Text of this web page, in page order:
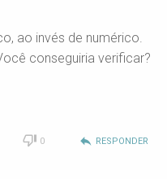
ao invés de numérico.
conseguiria verificar?
reply RESPONDER
0